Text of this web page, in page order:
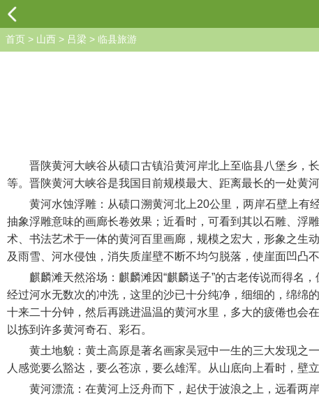
首页 > 山西 > 吕梁 > 临县旅游
晋陕黄河大峡谷从碛口古镇沿黄河岸北上至临县八堡乡，
等。晋陕黄河大峡谷是我国目前规模最大、距离最长的一处黄
黄河水蚀浮雕：从碛口溯黄河北上20公里，两岸石壁上有经
抽象浮雕意味的画廊长卷效果；近看时，可看到其以石雕、浮
术、书法艺术于一体的黄河百里画廊，规模之宏大，形象之生
及雨雪、河水侵蚀，消失质崖壁不断不均匀脱落，使崖面凹凸
麒麟滩天然浴场：麒麟滩因“麒麟送子”的古老传说而得名，
经过河水无数次的冲洗，这里的沙已十分纯净，细细的，绵绵
十来二十分钟，然后再跳进温温的黄河水里，多大的疲倦也会
以拣到许多黄河奇石、彩石。
黄土地貌：黄土高原是著名画家吴冠中一生的三大发现之一
人感觉要么豁达，要么苍凉，要么雄浑。从山底向上看时，壁
黄河漂流：在黄河上泛舟而下，起伏于波浪之上，远看两岸